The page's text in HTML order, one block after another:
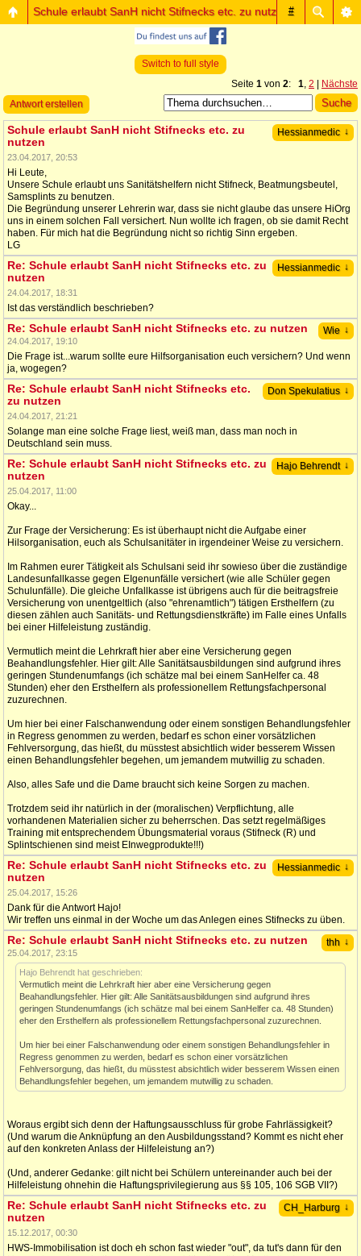
#
Schule erlaubt SanH nicht Stifnecks etc. zu nutzen
Switch to full style
Seite 1 von 2: 1, 2
Nächste
Antwort erstellen
Hessianmedic ↓
Schule erlaubt SanH nicht Stifnecks etc. zu
nutzen
23.04.2017, 20:53
Hi Leute,
Unsere Schule erlaubt uns Sanitätshelfern nicht Stifneck, Beatmungsbeutel,
Samsplints zu benutzen.
Die Begründung unserer Lehrerin war, dass sie nicht glaube das unsere HiOrg
uns in einem solchen Fall versichert. Nun wollte ich fragen, ob sie damit Recht
haben. Für mich hat die Begründung nicht so richtig Sinn ergeben.
LG
Hessianmedic ↓
Re: Schule erlaubt SanH nicht Stifnecks etc. zu
nutzen
24.04.2017, 18:31
Ist das verständlich beschrieben?
Wie ↓
Re: Schule erlaubt SanH nicht Stifnecks etc. zu nutzen
24.04.2017, 19:10
Die Frage ist...warum sollte eure Hilfsorganisation euch versichern? Und wenn
ja, wogegen?
Don Spekulatius ↓
Re: Schule erlaubt SanH nicht Stifnecks etc.
zu nutzen
24.04.2017, 21:21
Solange man eine solche Frage liest, weiß man, dass man noch in
Deutschland sein muss.
Hajo Behrendt ↓
Re: Schule erlaubt SanH nicht Stifnecks etc. zu
nutzen
25.04.2017, 11:00
Okay...
Zur Frage der Versicherung: Es ist überhaupt nicht die Aufgabe einer
Hilsorganisation, euch als Schulsanitäter in irgendeiner Weise zu versichern.
Im Rahmen eurer Tätigkeit als Schulsani seid ihr sowieso über die zuständige
Landesunfallkasse gegen EIgenunfälle versichert (wie alle Schüler gegen
Schulunfälle). Die gleiche Unfallkasse ist übrigens auch für die beitragsfreie
Versicherung von unentgeltlich (also "ehrenamtlich") tätigen Ersthelfern (zu
diesen zählen auch Sanitäts- und Rettungsdienstkräfte) im Falle eines Unfalls
bei einer Hilfeleistung zuständig.
Vermutlich meint die Lehrkraft hier aber eine Versicherung gegen
Beahandlungsfehler. Hier gilt: Alle Sanitätsausbildungen sind aufgrund ihres
geringen Stundenumfangs (ich schätze mal bei einem SanHelfer ca. 48
Stunden) eher den Ersthelfern als professionellem Rettungsfachpersonal
zuzurechnen.
Um hier bei einer Falschanwendung oder einem sonstigen Behandlungsfehler
in Regress genommen zu werden, bedarf es schon einer vorsätzlichen
Fehlversorgung, das hießt, du müsstest absichtlich wider besserem Wissen
einen Behandlungsfehler begehen, um jemandem mutwillig zu schaden.
Also, alles Safe und die Dame braucht sich keine Sorgen zu machen.
Trotzdem seid ihr natürlich in der (moralischen) Verpflichtung, alle
vorhandenen Materialien sicher zu beherrschen. Das setzt regelmäßiges
Training mit entsprechendem Übungsmaterial voraus (Stifneck (R) und
Splintschienen sind meist EInwegprodukte!!!)
Hessianmedic ↓
Re: Schule erlaubt SanH nicht Stifnecks etc. zu
nutzen
25.04.2017, 15:26
Dank für die Antwort Hajo!
Wir treffen uns einmal in der Woche um das Anlegen eines Stifnecks zu üben.
thh ↓
Re: Schule erlaubt SanH nicht Stifnecks etc. zu nutzen
25.04.2017, 23:15
Hajo Behrendt hat geschrieben:
Vermutlich meint die Lehrkraft hier aber eine Versicherung gegen
Beahandlungsfehler. Hier gilt: Alle Sanitätsausbildungen sind aufgrund ihres
geringen Stundenumfangs (ich schätze mal bei einem SanHelfer ca. 48 Stunden)
eher den Ersthelfern als professionellem Rettungsfachpersonal zuzurechnen.
Um hier bei einer Falschanwendung oder einem sonstigen Behandlungsfehler in
Regress genommen zu werden, bedarf es schon einer vorsätzlichen
Fehlversorgung, das hießt, du müsstest absichtlich wider besserem Wissen einen
Behandlungsfehler begehen, um jemandem mutwillig zu schaden.
Woraus ergibt sich denn der Haftungsausschluss für grobe Fahrlässigkeit?
(Und warum die Anknüpfung an den Ausbildungsstand? Kommt es nicht eher
auf den konkreten Anlass der Hilfeleistung an?)
(Und, anderer Gedanke: gilt nicht bei Schülern untereinander auch bei der
Hilfeleistung ohnehin die Haftungsprivilegierung aus §§ 105, 106 SGB VII?)
CH_Harburg ↓
Re: Schule erlaubt SanH nicht Stifnecks etc. zu
nutzen
15.12.2017, 00:30
HWS-Immobilisation ist doch eh schon fast wieder "out", da tut's dann für den